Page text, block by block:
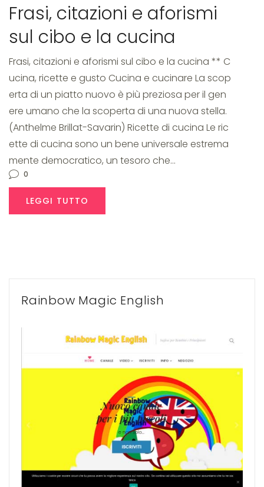
Frasi, citazioni e aforismi
sul cibo e la cucina
Frasi, citazioni e aforismi sul cibo e la cucina ** C
ucina, ricette e gusto Cucina e cucinare La scop
erta di un piatto nuovo è più preziosa per il gen
ere umano che la scoperta di una nuova stella.
(Anthelme Brillat-Savarin) Ricette di cucina Le ric
ette di cucina sono un bene universale estrema
mente democratico, un tesoro che…
0
LEGGI TUTTO
Rainbow Magic English